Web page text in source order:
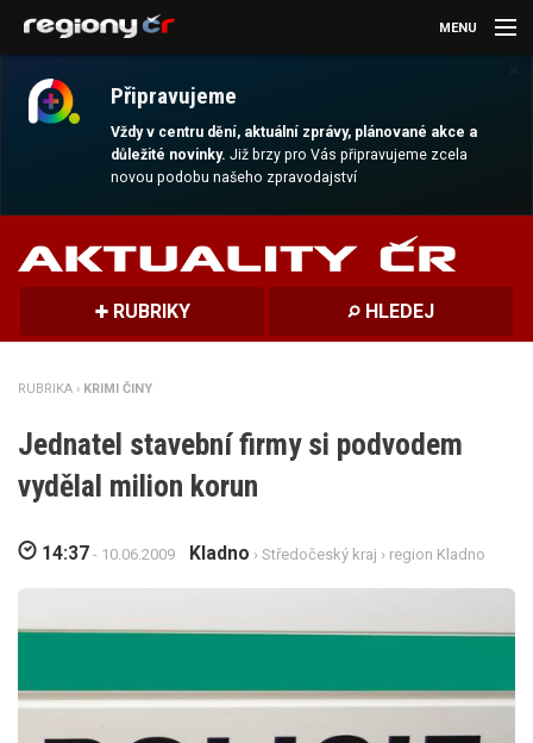
Připravujeme
Vždy v centru dění, aktuální zprávy, plánované akce a
důležité novinky.Již brzy pro Vás připravujeme zcela
novou podobu našeho zpravodajství
MENU
AKTUALITY
MAGAZÍN
DALŠÍ
REGION
RUBRIKY HLEDEJ
RUBRIKA › KRIMI ČINY
Jednatel stavební firmy si podvodem
vydělal milion korun
14:37 - 10.06.2009 Kladno › Středočeský kraj › region Kladno